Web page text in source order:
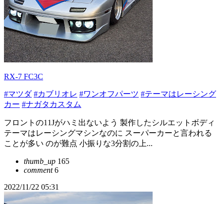
RX-7 FC3C
#マツダ #カブリオレ #ワンオフパーツ #テーマはレーシング
カー #ナガタカスタム
フロントの11Jがハミ出ないよう 製作したシルエットボディ
テーマはレーシングマシンなのに スーパーカーと言われる
ことが多い のが難点 小振りな3分割の上...
thumb_up 165
comment6
2022/11/22 05:31